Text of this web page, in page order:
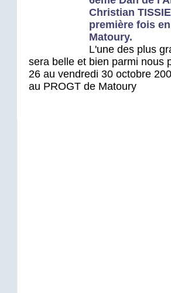
Christian
première fois
Matoury.
L'une des plus
sera belle et bien parmi nous
26 au vendredi 30 octobre
au PROGT de Matoury